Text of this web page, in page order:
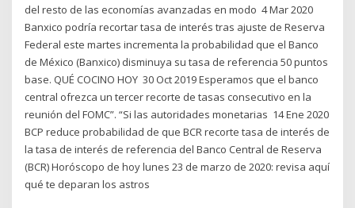
del resto de las economías avanzadas en modo 4 Mar 2020
Banxico podría recortar tasa de interés tras ajuste de Reserva
Federal este martes incrementa la probabilidad que el Banco
de México (Banxico) disminuya su tasa de referencia 50 puntos
base. QUÉ COCINO HOY 30 Oct 2019 Esperamos que el banco
central ofrezca un tercer recorte de tasas consecutivo en la
reunión del FOMC”. “Si las autoridades monetarias 14 Ene 2020
BCP reduce probabilidad de que BCR recorte tasa de interés de
la tasa de interés de referencia del Banco Central de Reserva
(BCR) Horóscopo de hoy lunes 23 de marzo de 2020: revisa aquí
qué te deparan los astros